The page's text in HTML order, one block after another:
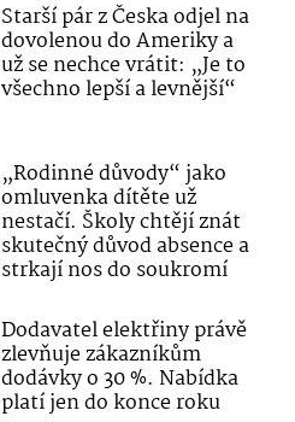
Starší pár z Česka odjel na
dovolenou do Ameriky a
už se nechce vrátit: „Je to
všechno lepší a levnější“
„Rodinné důvody“ jako
omluvenka dítěte už
nestačí. Školy chtějí znát
skutečný důvod absence a
strkají nos do soukromí
Dodavatel elektřiny právě
zlevňuje zákazníkům
dodávky o 30 %. Nabídka
platí jen do konce roku